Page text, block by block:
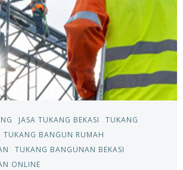
JASA TUKANG BEKASI
TUKANG
TUKANG BANGUN RUMAH
TUKANG BANGUNAN BEKASI
ONLINE